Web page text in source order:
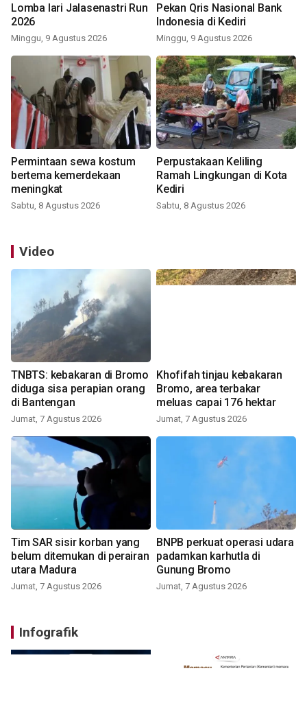
Lomba lari Jalasenastri Run
2026
Minggu, 9 Agustus 2026
Pekan Qris Nasional Bank
Indonesia di Kediri
Minggu, 9 Agustus 2026
Permintaan sewa kostum
bertema kemerdekaan
meningkat
Sabtu, 8 Agustus 2026
Perpustakaan Keliling
Ramah Lingkungan di Kota
Kediri
Sabtu, 8 Agustus 2026
Video
TNBTS: kebakaran di Bromo
diduga sisa perapian orang
di Bantengan
Jumat, 7 Agustus 2026
Khofifah tinjau kebakaran
Bromo, area terbakar
meluas capai 176 hektar
Jumat, 7 Agustus 2026
Tim SAR sisir korban yang
belum ditemukan di perairan
utara Madura
Jumat, 7 Agustus 2026
BNPB perkuat operasi udara
padamkan karhutla di
Gunung Bromo
Jumat, 7 Agustus 2026
Infografik